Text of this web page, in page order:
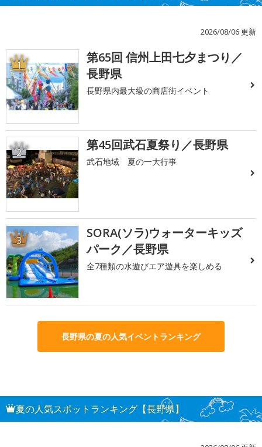
2026/08/06 更新
1
第65回 信州上田七夕まつり／
長野県
長野県内最大級の商店街イベント
2 第45回武石夏祭り／長野県
武石地域 夏の一大行事
3
SORA(ソラ)ウォーターキッズ
パーク／長野県
全7種類の水遊びエア遊具を楽しめる
長野県の夏の人気イベントランキング
夏の人気スポットランキング【長野県】